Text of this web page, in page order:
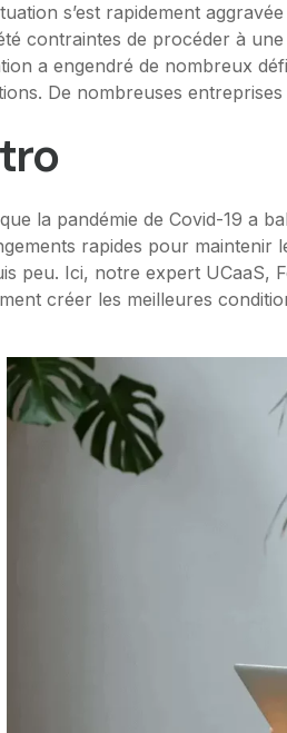
s’est rapidement
contraintes de procéder à
a engendré de nombreux
De nombreuses
la pandémie de Covid-19 a
rapides pour maintenir
peu. Ici, notre expert UCaaS,
créer les meilleures